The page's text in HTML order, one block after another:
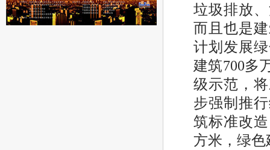
垃圾排放
而且也是
计划发展
建筑700多
级示范，
步强制推
筑标准改
方米，绿色